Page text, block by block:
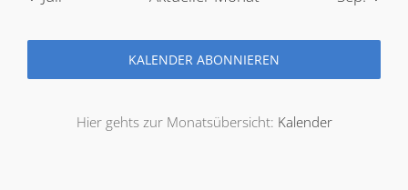
KALENDER ABONNIEREN
Hier gehts zur Monatsübersicht: Kalender